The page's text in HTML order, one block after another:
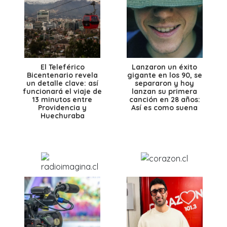
El Teleférico
Bicentenario revela
un detalle clave: así
funcionará el viaje de
13 minutos entre
Providencia y
Huechuraba
Lanzaron un éxito
gigante en los 90, se
separaron y hoy
lanzan su primera
canción en 28 años:
Así es como suena